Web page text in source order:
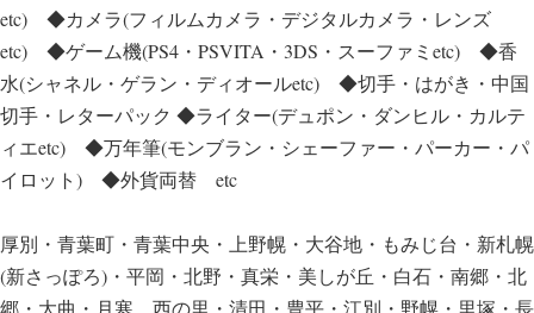
etc) ◆カメラ(フィルムカメラ・デジタルカメラ・レンズ
etc) ◆ゲーム機(PS4・PSVITA・3DS・スーファミetc) ◆香
水(シャネル・ゲラン・ディオールetc) ◆切手・はがき・中国
切手・レターパック ◆ライター(デュポン・ダンヒル・カルテ
ィエetc) ◆万年筆(モンブラン・シェーファー・パーカー・パ
イロット) ◆外貨両替 etc
厚別・青葉町・青葉中央・上野幌・大谷地・もみじ台・新札幌
(新さっぽろ)・平岡・北野・真栄・美しが丘・白石・南郷・北
郷・大曲・月寒 西の里・清田・豊平・江別・野幌・里塚・長